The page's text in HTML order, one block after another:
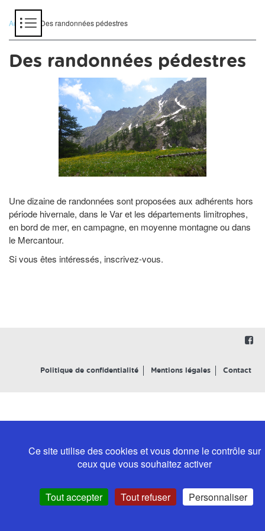
Accueil> Des randonnées pédestres
Des randonnées pédestres
Une dizaine de randonnées sont proposées aux adhérents hors
période hivernale, dans le Var et les départements limitrophes,
en bord de mer, en campagne, en moyenne montagne ou dans
le Mercantour.
Si vous êtes intéressés, inscrivez-vous.
Politique de confidentialité Mentions légales Contact
Ce site utilise des cookies et vous donne le contrôle sur
ceux que vous souhaitez activer
Tout accepter Tout refuser Personnaliser